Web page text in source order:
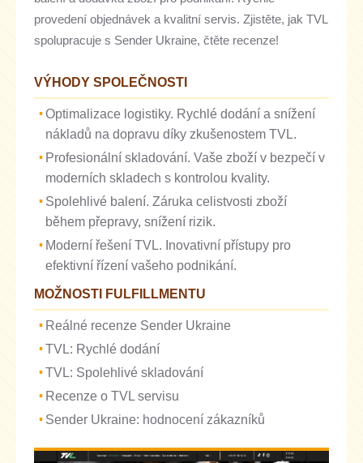
provedení objednávek a kvalitní servis. Zjistěte, jak TVL
spolupracuje s Sender Ukraine, čtěte recenze!
VÝHODY SPOLEČNOSTI
Optimalizace logistiky. Rychlé dodání a snížení
nákladů na dopravu díky zkušenostem TVL.
Profesionální skladování. Vaše zboží v bezpečí v
moderních skladech s kontrolou kvality.
Spolehlivé balení. Záruka celistvosti zboží
během přepravy, snížení rizik.
Moderní řešení TVL. Inovativní přístupy pro
efektivní řízení vašeho podnikání.
MOŽNOSTI FULFILLMENTU
Reálné recenze Sender Ukraine
TVL: Rychlé dodání
TVL: Spolehlivé skladování
Recenze o TVL servisu
Sender Ukraine: hodnocení zákazníků